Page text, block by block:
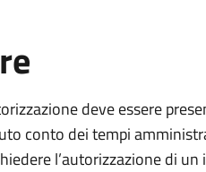
deve essere
conto dei tempi
l’autorizzazione di